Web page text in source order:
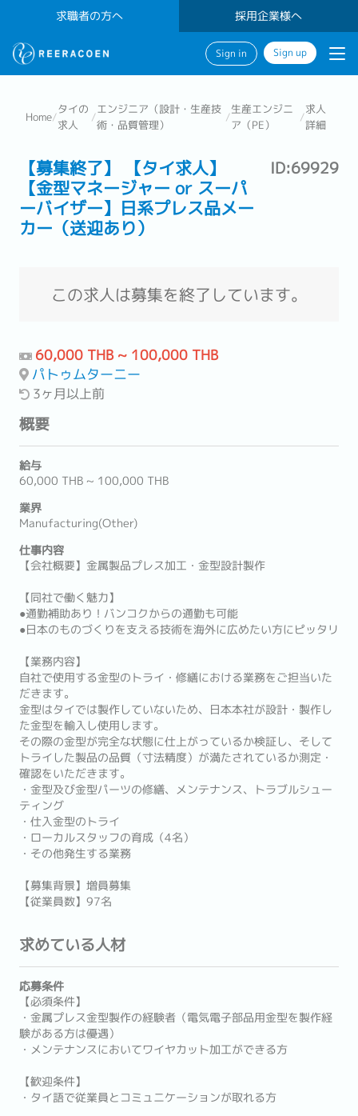
求職者の方へ 採用企業様へ
Sign in Sign up
Home/
タイの
求人
/
エンジニア（設計・生産技
術・品質管理）
/
生産エンジニ
ア（PE）
/
求人
詳細
【募集終了】 【タイ求人】
【金型マネージャー or スーパ
ーバイザー】日系プレス品メー
カー（送迎あり）
ID:69929
この求人は募集を終了しています。
60,000 THB ~ 100,000 THB
パトゥムターニー
3ヶ月以上前
概要
給与
60,000 THB ~ 100,000 THB
業界
Manufacturing(Other)
仕事内容
【会社概要】金属製品プレス加工・金型設計製作
【同社で働く魅力】
●通勤補助あり！バンコクからの通勤も可能
●日本のものづくりを支える技術を海外に広めたい方にピッタリ
【業務内容】
自社で使用する金型のトライ・修繕における業務をご担当いた
だきます。
金型はタイでは製作していないため、日本本社が設計・製作し
た金型を輸入し使用します。
その際の金型が完全な状態に仕上がっているか検証し、そして
トライした製品の品質（寸法精度）が満たされているか測定・
確認をいただきます。
・金型及び金型パーツの修繕、メンテナンス、トラブルシュー
ティング
・仕入金型のトライ
・ローカルスタッフの育成（4名）
・その他発生する業務
【募集背景】増員募集
【従業員数】97名
求めている人材
応募条件
【必須条件】
・金属プレス金型製作の経験者（電気電子部品用金型を製作経
験がある方は優遇）
・メンテナンスにおいてワイヤカット加工ができる方
【歓迎条件】
・タイ語で従業員とコミュニケーションが取れる方